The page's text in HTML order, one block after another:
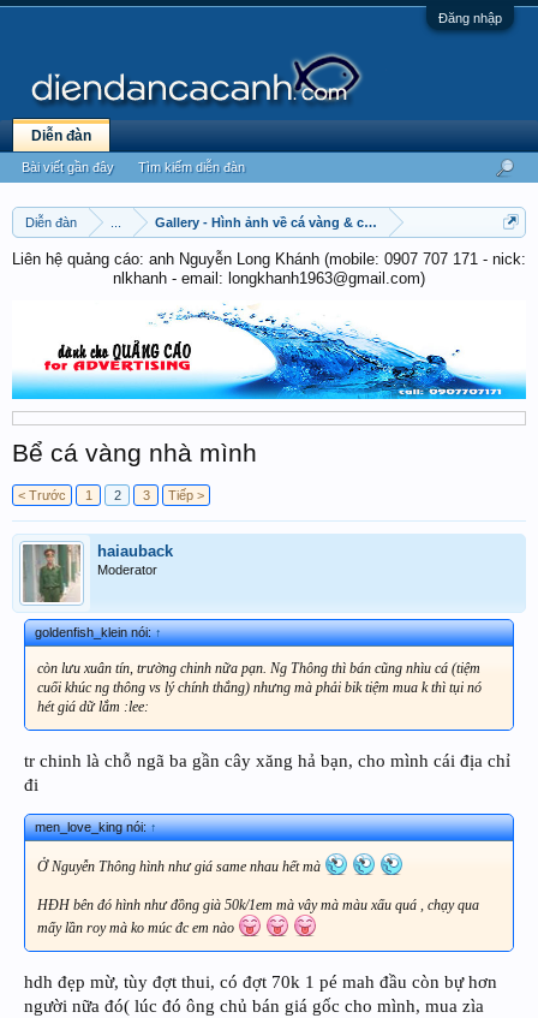
Đăng nhập
Diễn đàn Gallery - Hình ảnh về cá vàng & cá chép
Liên hệ quảng cáo: anh Nguyễn Long Khánh (mobile: 0907 707 171 - nick:
nlkhanh - email: longkhanh1963@gmail.com)
Bể cá vàng nhà mình
< Trước 1 2 3 Tiếp >
haiauback
Moderator
goldenfish_klein nói:↑
còn lưu xuân tín, trường chinh nữa pạn. Ng Thông thì bán cũng nhìu cá (tiệm
cuối khúc ng thông vs lý chính thắng) nhưng mà phải bik tiệm mua k thì tụi nó
hét giá dữ lắm :lee:
tr chinh là chỗ ngã ba gần cây xăng hả bạn, cho mình cái địa chỉ
đi
men_love_king nói:↑
Ở Nguyễn Thông hình như giá same nhau hết mà
HĐH bên đó hình như đồng già 50k/1em mà vây mà màu xấu quá , chạy qua
mấy lần roy mà ko múc đc em nào
hdh đẹp mừ, tùy đợt thui, có đợt 70k 1 pé mah đầu còn bự hơn
người nữa đó( lúc đó ông chủ bán giá gốc cho mình, mua zìa
Diễn đàn
Bài viết gần đây Tìm kiếm diễn đàn